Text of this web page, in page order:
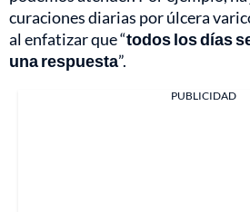
curaciones diarias por úlcera
al enfatizar que “todos los días
una respuesta”.
PUBLICIDAD